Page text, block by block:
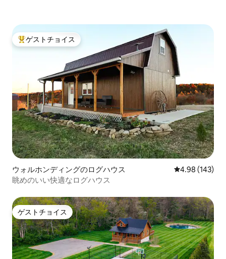
大好評のゲストチョイスです。
ゲストチョイス
ウォルホンディングのログハウス レビュー143
4.98 (143)
眺めのいい快適なログハウス
ゲストチョイス
ゲストチョイス